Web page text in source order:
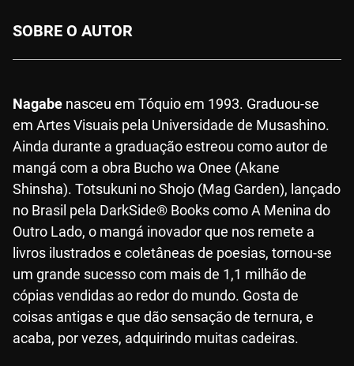
SOBRE O AUTOR
Nagabe nasceu em Tóquio em 1993. Graduou-se
em Artes Visuais pela Universidade de Musashino.
Ainda durante a graduação estreou como autor de
mangá com a obra Bucho wa Onee (Akane
Shinsha). Totsukuni no Shojo (Mag Garden), lançado
no Brasil pela DarkSide® Books como A Menina do
Outro Lado, o mangá inovador que nos remete a
livros ilustrados e coletâneas de poesias, tornou-se
um grande sucesso com mais de 1,1 milhão de
cópias vendidas ao redor do mundo. Gosta de
coisas antigas e que dão sensação de ternura, e
acaba, por vezes, adquirindo muitas cadeiras.